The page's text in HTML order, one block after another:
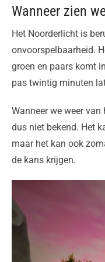
Wanneer zien
Het Noorderlicht is
onvoorspelbaarheid.
groen en paars komt
pas twintig minuten
Wanneer we weer
dus niet bekend. Het
maar het kan ook
de kans krijgen.